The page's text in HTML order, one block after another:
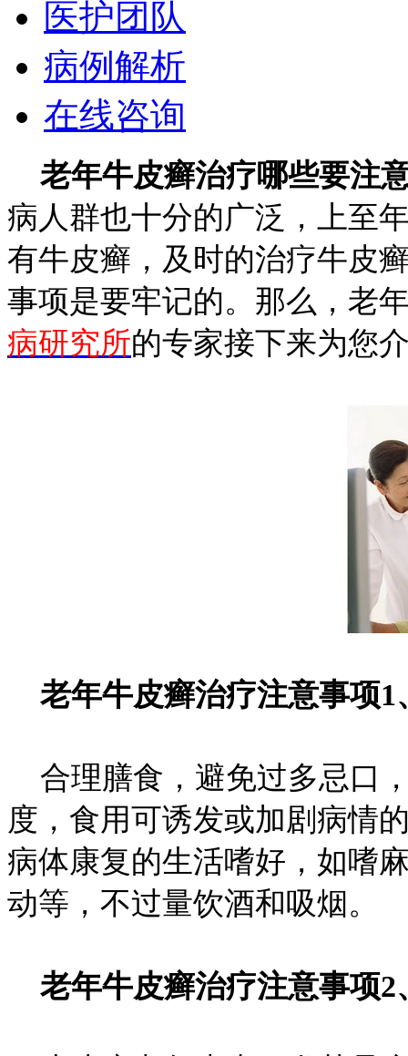
医护团队
病例解析
在线咨询
老年牛皮癣治疗哪些要注
病人群也十分的广泛，上至
有牛皮癣，及时的治疗牛皮
事项是要牢记的。那么，老
病研究所的专家接下来为您
老年牛皮癣治疗注意事项1
合理膳食，避免过多忌口
度，食用可诱发或加剧病情
病体康复的生活嗜好，如嗜
动等，不过量饮酒和吸烟。
老年牛皮癣治疗注意事项2